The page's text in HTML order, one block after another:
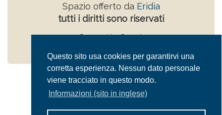
Questo sito usa cookies per garantirvi una
corretta esperienza. Nessun dato personale
viene tracciato in questo modo.
Informazioni (sito in inglese)
Spazio offerto da Eridia
tutti i diritti sono riservati
Powered byDrupal